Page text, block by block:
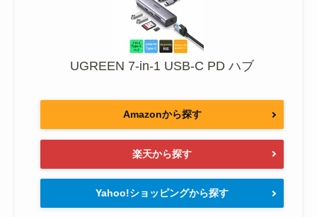
UGREEN 7-in-1 USB-C PD ハブ
Amazonから探す
楽天から探す
Yahoo!ショッピングから探す